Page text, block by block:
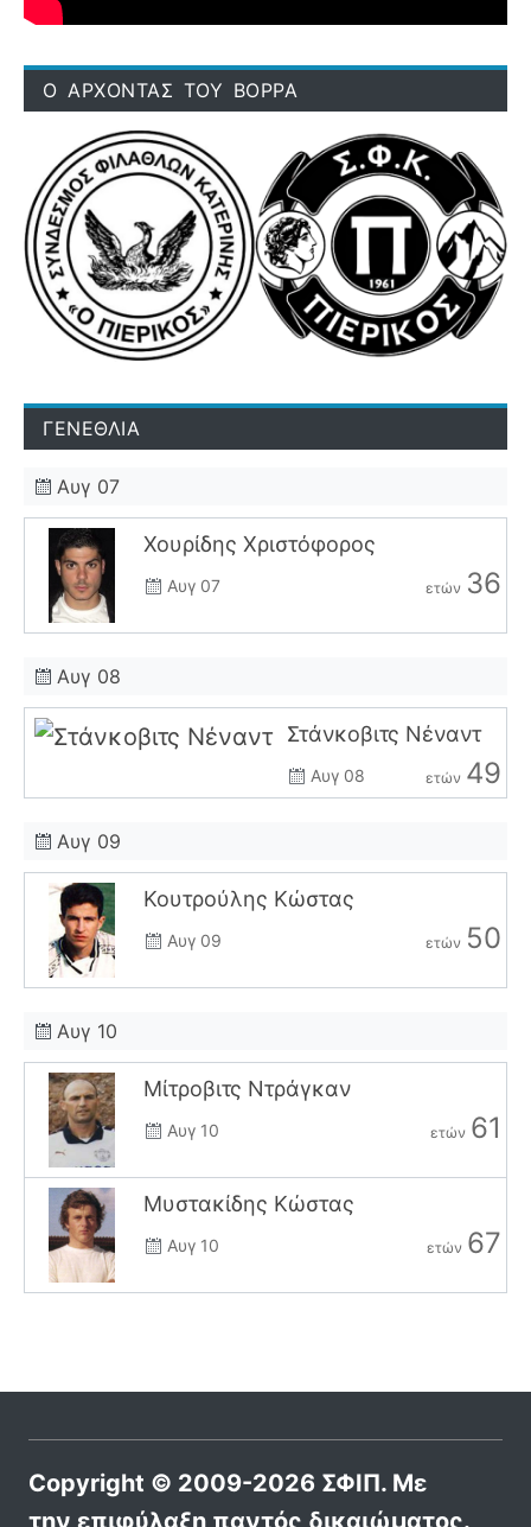
Ο ΑΡΧΟΝΤΑΣ ΤΟΥ ΒΟΡΡΑ
ΓΕΝΕΘΛΙΑ
Αυγ 07
Χουρίδης Χριστόφορος
Αυγ 07 ετών 36
Αυγ 08
Στάνκοβιτς Νέναντ
Αυγ 08 ετών 49
Αυγ 09
Κουτρούλης Κώστας
Αυγ 09 ετών 50
Αυγ 10
Μίτροβιτς Ντράγκαν
Αυγ 10 ετών 61
Μυστακίδης Κώστας
Αυγ 10 ετών 67
Copyright © 2009-2026 ΣΦΙΠ. Με